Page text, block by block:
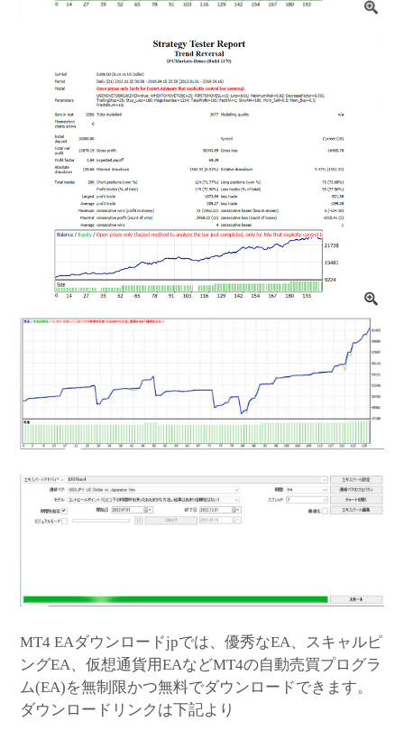
MT4 EAダウンロードjpでは、優秀なEA、スキャルピ
ングEA、仮想通貨用EAなどMT4の自動売買プログラ
ム(EA)を無制限かつ無料でダウンロードできます。
ダウンロードリンクは下記より